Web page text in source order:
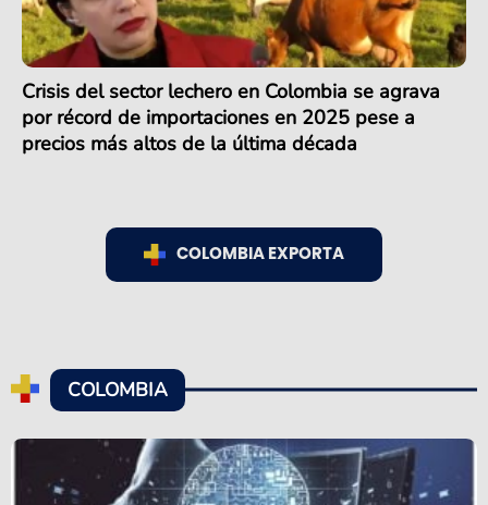
Crisis del sector lechero en Colombia se agrava
por récord de importaciones en 2025 pese a
precios más altos de la última década
COLOMBIA EXPORTA
COLOMBIA